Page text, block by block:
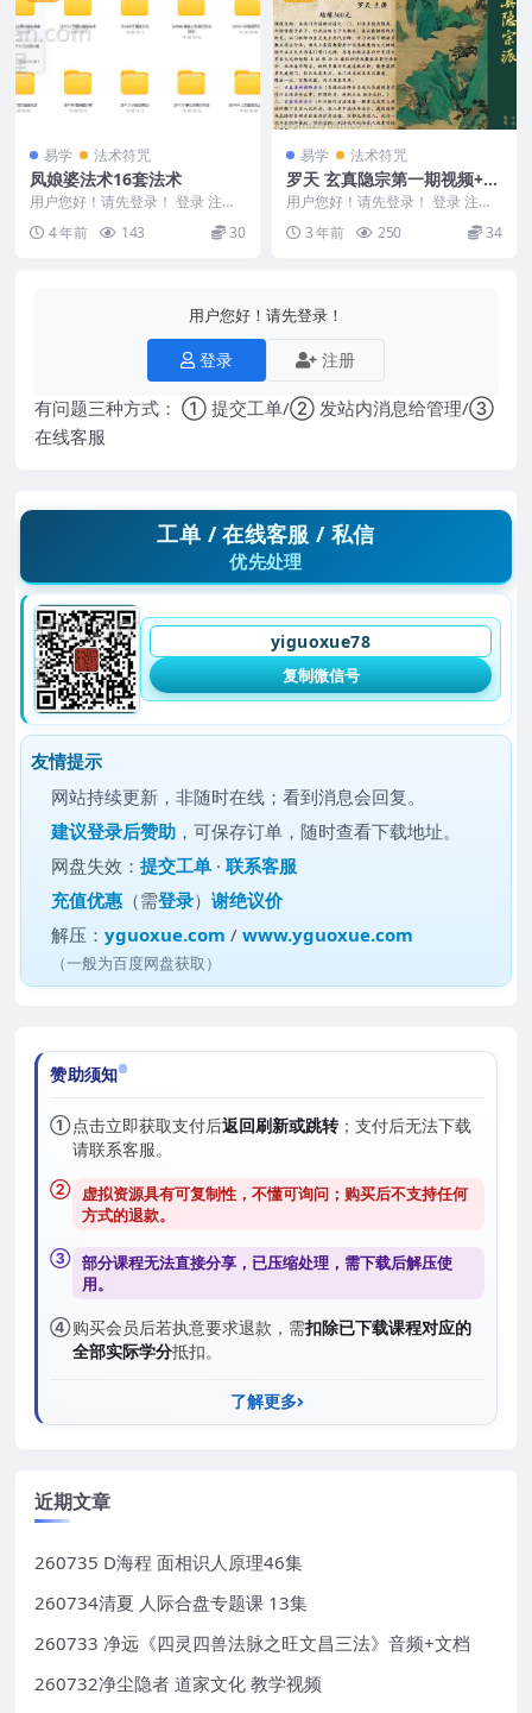
易学 法术符咒
凤娘婆法术16套法术
用户您好！请先登录！ 登录 注册
凤娘婆法术 凤娘婆法术视频教程
网盘资源 百度云...
4 年前 143 30
易学 法术符咒
罗天 玄真隐宗第一期视频+讲
义资料8部法
用户您好！请先登录！ 登录 注册
罗天~玄真隐宗第一期 罗天主讲玄
真隐宗派法门...
3 年前 250 34
用户您好！请先登录！
登录 注册
有问题三种方式： ① 提交工单/② 发站内消息给管理/③
在线客服
工单 / 在线客服 / 私信
优先处理
yiguoxue78
复制微信号
友情提示
网站持续更新，非随时在线；看到消息会回复。
建议登录后赞助 ，可保存订单，随时查看下载地址。
网盘失效：提交工单 ·联系客服
充值优惠 （需登录）谢绝议价
解压：yguoxue.com /www.yguoxue.com
（一般为百度网盘获取）
赞助须知
①点击立即获取支付后返回刷新或跳转；支付后无法下载
请联系客服。
② 虚拟资源具有可复制性，不懂可询问；购买后不支持任何
方式的退款。
③ 部分课程无法直接分享，已压缩处理，需下载后解压使
用。
④购买会员后若执意要求退款，需扣除已下载课程对应的
全部实际学分抵扣。
了解更多
近期文章
260735 D海程 面相识人原理46集
260734清夏 人际合盘专题课 13集
260733 净远《四灵四兽法脉之旺文昌三法》音频+文档
260732净尘隐者 道家文化 教学视频